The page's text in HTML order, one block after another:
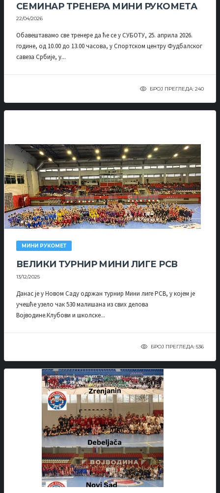
СЕМИНАР ТРЕНЕРА МИНИ РУКОМЕТА
22/04/2026
Обавештавамо све тренере да ће се у СУБОТУ, 25. априла 2026.
године, од 10.00 до 13.00 часова, у Спортском центру Фудбалског
савеза Србије, у...
БРОЈ ПРЕГЛЕДА: 240
МИНИ РУКОМЕТ
ВЕЛИКИ ТУРНИР МИНИ ЛИГЕ РСВ
13/12/2025
Данас је у Новом Саду одржан турнир Мини лиге РСВ, у којем је
учешће узело чак 530 малишана из свих делова
Војводине.Клубови и школске...
БРОЈ ПРЕГЛЕДА: 536